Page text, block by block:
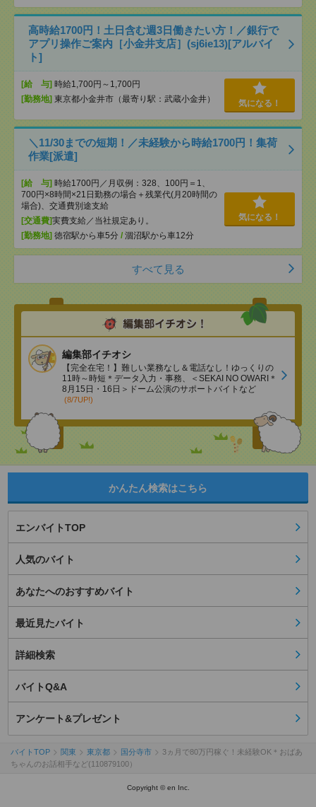
高時給1700円！土日含む週3日働きたい方！／銀行で
アプリ操作ご案内［小金井支店］(sj6ie13)[アルバイ
ト]
[給 与] 時給1,700円～1,700円
[勤務地] 東京都小金井市（最寄り駅：武蔵小金井） 気になる！
＼11/30までの短期！／未経験から時給1700円！集荷
作業[派遣]
[給 与] 時給1700円／月収例：328、100円＝1、
700円×8時間×21日勤務の場合＋残業代(月20時間の
場合)、交通費別途支給
[交通費]実費支給／当社規定あり。
[勤務地] 徳宿駅から車5分 / 涸沼駅から車12分
気になる！
すべて見る
編集部イチオシ
【完全在宅！】難しい業務なし＆電話なし！ゆっくりの
11時～時短＊データ入力・事務、＜SEKAI NO OWARI＊
8月15日・16日＞ドーム公演のサポートバイトなど
(8/7UP!)
かんたん検索はこちら
エンバイトTOP
人気のバイト
あなたへのおすすめバイト
最近見たバイト
詳細検索
バイトQ&A
アンケート&プレゼント
バイトTOP 関東 東京都 国分寺市
3ヵ月で80万円稼ぐ！未経験OK＊おばあ
ちゃんのお話相手など(110879100）
Copyright © en Inc.